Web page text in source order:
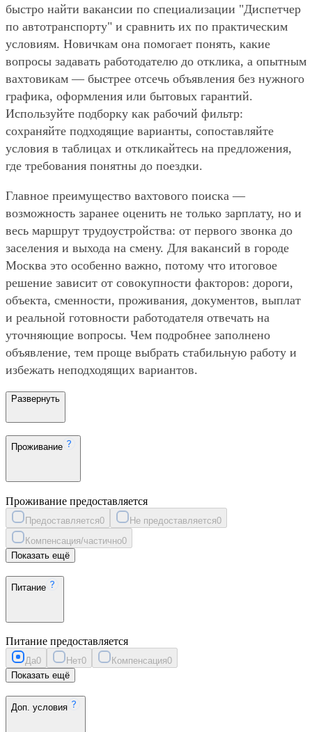
быстро найти вакансии по специализации "Диспетчер
по автотранспорту" и сравнить их по практическим
условиям. Новичкам она помогает понять, какие
вопросы задавать работодателю до отклика, а опытным
вахтовикам — быстрее отсечь объявления без нужного
графика, оформления или бытовых гарантий.
Используйте подборку как рабочий фильтр:
сохраняйте подходящие варианты, сопоставляйте
условия в таблицах и откликайтесь на предложения,
где требования понятны до поездки.
Главное преимущество вахтового поиска —
возможность заранее оценить не только зарплату, но и
весь маршрут трудоустройства: от первого звонка до
заселения и выхода на смену. Для вакансий в городе
Москва это особенно важно, потому что итоговое
решение зависит от совокупности факторов: дороги,
объекта, сменности, проживания, документов, выплат
и реальной готовности работодателя отвечать на
уточняющие вопросы. Чем подробнее заполнено
объявление, тем проще выбрать стабильную работу и
избежать неподходящих вариантов.
Развернуть
Проживание
Проживание предоставляется
Предоставляется0 Не предоставляется0
Компенсация/частично0
Показать ещё
Питание
Питание предоставляется
Да0 Нет0 Компенсация0
Показать ещё
Доп. условия